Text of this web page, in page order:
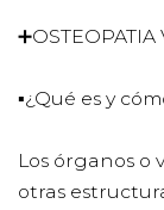
▪️¿Qué es y
Los órganos o
otras